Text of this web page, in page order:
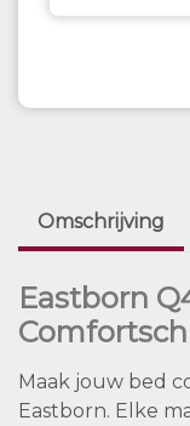
Omschrijving
Eastborn
Maak jouw bed
Eastborn. Elke